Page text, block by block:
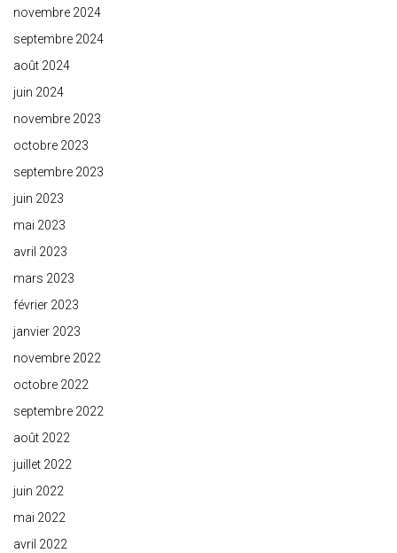
novembre 2024
septembre 2024
août 2024
juin 2024
novembre 2023
octobre 2023
septembre 2023
juin 2023
mai 2023
avril 2023
mars 2023
février 2023
janvier 2023
novembre 2022
octobre 2022
septembre 2022
août 2022
juillet 2022
juin 2022
mai 2022
avril 2022